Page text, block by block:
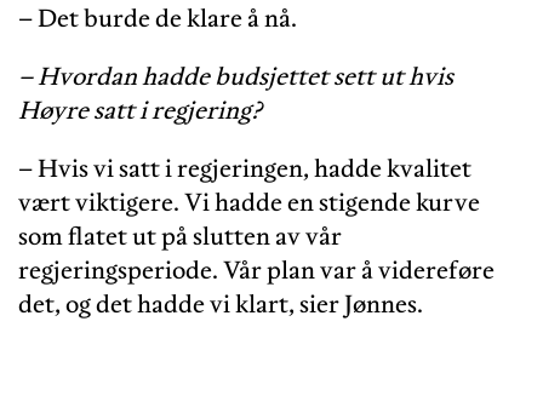
– Det burde de klare å nå.
– Hvordan hadde budsjettet sett ut hvis
Høyre satt i regjering?
– Hvis vi satt i regjeringen, hadde kvalitet
vært viktigere. Vi hadde en stigende kurve
som flatet ut på slutten av vår
regjeringsperiode. Vår plan var å videreføre
det, og det hadde vi klart, sier Jønnes.